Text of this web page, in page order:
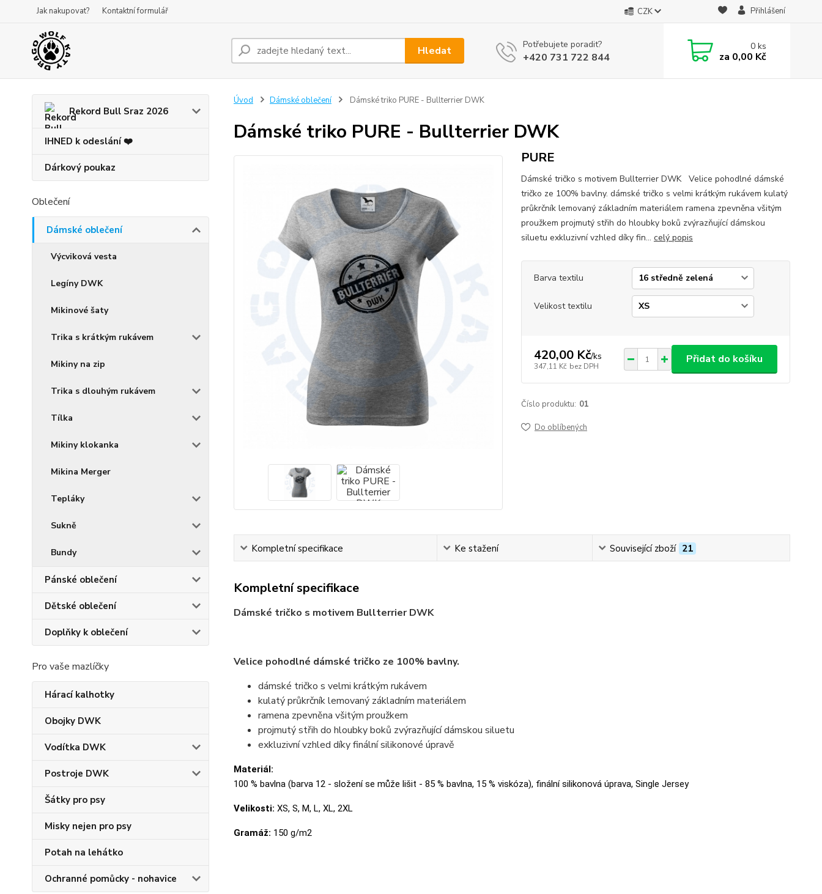
Jak nakupovat? Kontaktní formulář CZK Přihlášení
Hledat Potřebujete poradit?
+420 731 722 844
0ks
za 0,00 Kč
Rekord Bull Sraz 2026
IHNED k odeslání ❤️
Dárkový poukaz
Oblečení
Dámské oblečení
Výcviková vesta
Legíny DWK
Mikinové šaty
Trika s krátkým rukávem
Mikiny na zip
Trika s dlouhým rukávem
Tílka
Mikiny klokanka
Mikina Merger
Tepláky
Sukně
Bundy
Pánské oblečení
Dětské oblečení
Doplňky k oblečení
Pro vaše mazlíčky
Hárací kalhotky
Obojky DWK
Vodítka DWK
Postroje DWK
Šátky pro psy
Misky nejen pro psy
Potah na lehátko
Ochranné pomůcky - nohavice
Úvod Dámské oblečení Dámské triko PURE - Bullterrier DWK
Dámské triko PURE - Bullterrier DWK
PURE
Dámské tričko s motivem Bullterrier DWK Velice pohodlné dámské
tričko ze 100% bavlny. dámské tričko s velmi krátkým rukávem kulatý
průkrčník lemovaný základním materiálem ramena zpevněna všitým
proužkem projmutý střih do hloubky boků zvýrazňující dámskou
siluetu exkluzivní vzhled díky fin... celý popis
Barva textilu
Velikost textilu
420,00 Kč/ks
347,11 Kč bez DPH
Přidat do košíku
Číslo produktu: 01
Do oblíbených
Kompletní specifikace Ke stažení Související zboží 21
Kompletní specifikace
Dámské tričko s motivem Bullterrier DWK
Velice pohodlné dámské tričko ze 100% bavlny.
dámské tričko s velmi krátkým rukávem
kulatý průkrčník lemovaný základním materiálem
ramena zpevněna všitým proužkem
projmutý střih do hloubky boků zvýrazňující dámskou siluetu
exkluzivní vzhled díky finální silikonové úpravě
Materiál:
100 % bavlna (barva 12 - složení se může lišit - 85 % bavlna, 15 % viskóza), finální silikonová úprava, Single Jersey
Velikosti: XS, S, M, L, XL, 2XL
Gramáž: 150 g/m2